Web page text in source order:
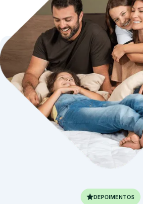
DEPOIMENTOS